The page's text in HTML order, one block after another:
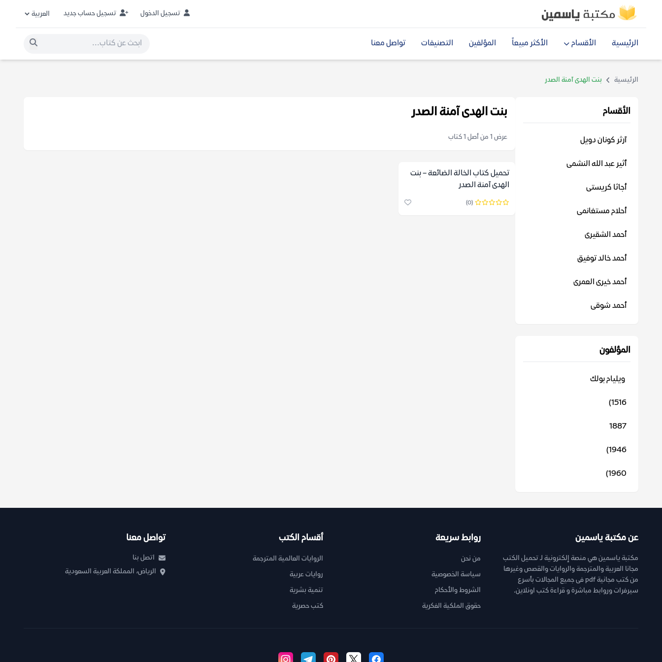
تسجيل الدخول تسجيل حساب جديد
الرئيسية الأقسام الأكثر مبيعاً المؤلفين التصنيفات تواصل معنا
الرئيسية بنت الهدى آمنة الصدر
الأقسام
آرثر كونان دويل
أثير عبد الله النشمى
أجاثا كريستى
أحلام مستغانمى
أحمد الشقيرى
أحمد خالد توفيق
أحمد خيرى العمرى
أحمد شوقى
المؤلفون
‬ ويليام بولك
1516)
1887
1946)
1960)
بنت الهدى آمنة الصدر
عرض 1 من أصل 1 كتاب
تحميل كتاب الخالة الضائعة – بنت
الهدى آمنة الصدر
(0)
عن مكتبة ياسمين
مكتبة ياسمين هي منصة إلكترونية لـ تحميل الكتب
مجانا العربية والمترجمة والروايات والقصص وغيرها
من كتب مجانية pdf فى جميع المجالات بأسرع
سيرفرات وروابط مباشرة و قراءة كتب اونلاين.
روابط سريعة
من نحن
سياسة الخصوصية
الشروط والأحكام
حقوق الملكية الفكرية
أقسام الكتب
الروايات العالمية المترجمة
روايات عربية
تنمية بشرية
كتب حصرية
تواصل معنا
اتصل بنا
الرياض، المملكة العربية السعودية